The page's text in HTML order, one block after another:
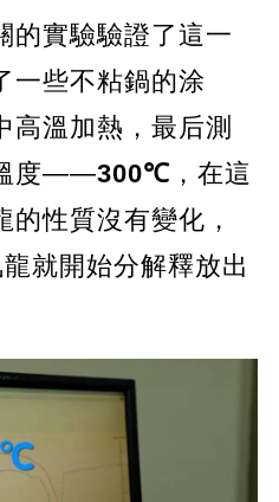
的實驗驗證了這一
一些不粘鍋的涂
高溫加熱，最后測
度——300℃，在這
性質沒有變化，
就開始分解釋放出